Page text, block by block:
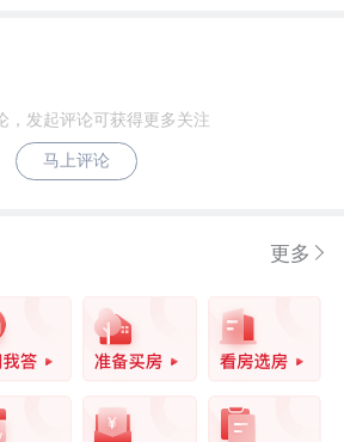
，发起评论可获得更多关注
马上评论
更多